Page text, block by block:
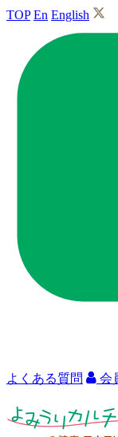
TOP En English
よくある質問 会